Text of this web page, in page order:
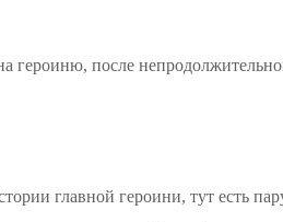
героиню, после
главной героини, тут есть